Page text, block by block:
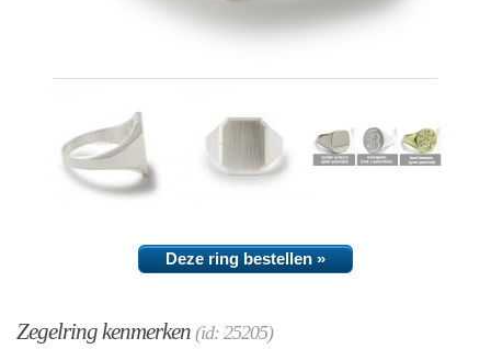
Deze ring bestellen »
Zegelring kenmerken (id: 25205)